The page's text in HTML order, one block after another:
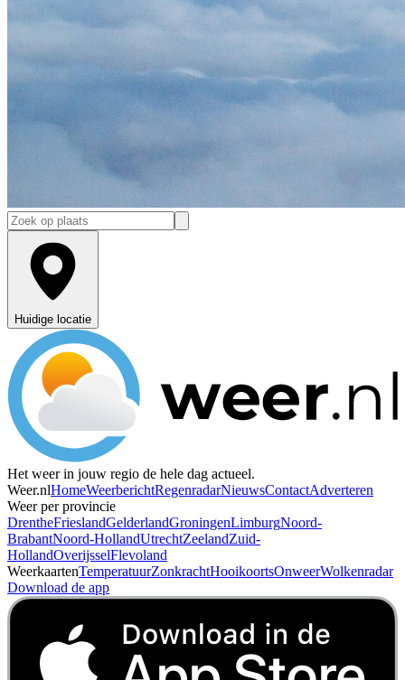
Huidige locatie
Het weer in jouw regio de hele dag actueel.
Weer.nlHomeWeerberichtRegenradarNieuwsContactAdverteren
Weer per provincie
DrentheFrieslandGelderlandGroningenLimburgNoord-
BrabantNoord-HollandUtrechtZeelandZuid-
HollandOverijsselFlevoland
WeerkaartenTemperatuurZonkrachtHooikoortsOnweerWolkenradar
Download de app